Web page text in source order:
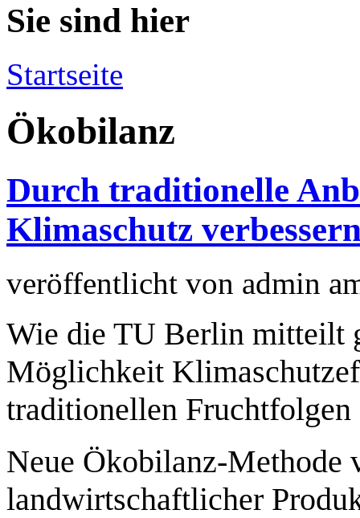
Sie sind hier
Startseite
Ökobilanz
Durch traditionelle
Klimaschutz
veröffentlicht von admin
Wie die TU Berlin mitteilt
Möglichkeit
traditionellen Fruchtfolgen
Neue Ökobilanz-Methode
landwirtschaftlicher